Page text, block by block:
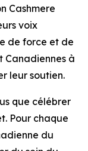
Cashmere
voix
de force et de
Canadiennes à
leur soutien.
que célébrer
Pour chaque
du